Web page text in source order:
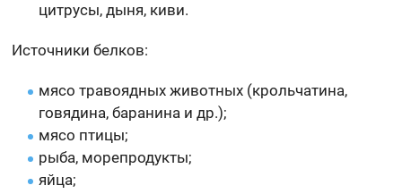
цитрусы, дыня, киви.
Источники белков:
мясо травоядных животных (крольчатина,
говядина, баранина и др.);
мясо птицы;
рыба, морепродукты;
яйца;